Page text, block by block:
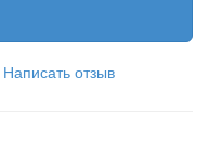
Написать отзыв